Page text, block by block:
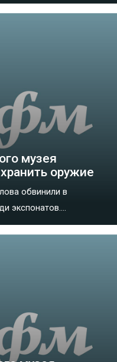
музея
оружие
обвинили в
экспонатов....